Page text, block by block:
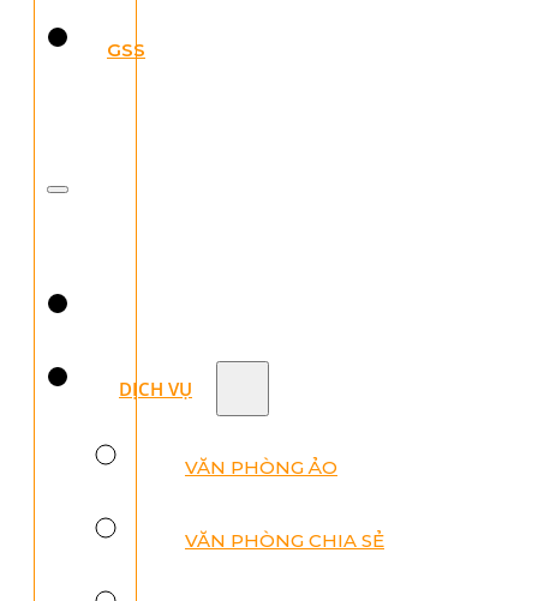
GSS
DỊCH VỤ
VĂN PHÒNG ẢO
VĂN PHÒNG CHIA SẺ